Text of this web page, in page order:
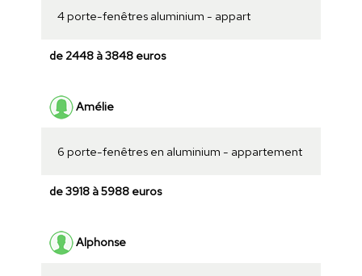
4 porte-fenêtres aluminium - appart
de 2448 à 3848 euros
Amélie
6 porte-fenêtres en aluminium - appartement
de 3918 à 5988 euros
Alphonse